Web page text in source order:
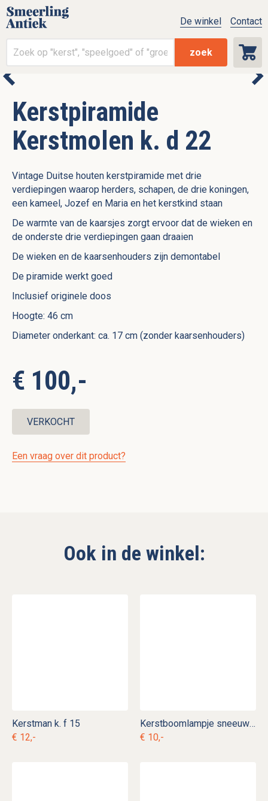
zoek
De winkel Contact
Kerstpiramide
Kerstmolen k. d 22
Vintage Duitse houten kerstpiramide met drie
verdiepingen waarop herders, schapen, de drie koningen,
een kameel, Jozef en Maria en het kerstkind staan
De warmte van de kaarsjes zorgt ervoor dat de wieken en
de onderste drie verdiepingen gaan draaien
De wieken en de kaarsenhouders zijn demontabel
De piramide werkt goed
Inclusief originele doos
Hoogte: 46 cm
Diameter onderkant: ca. 17 cm (zonder kaarsenhouders)
€ 100,-
VERKOCHT
Een vraag over dit product?
Ook in de winkel:
Kerstman k. f 15
€ 12,-
Kerstboomlampje sneeuwman
€ 10,-